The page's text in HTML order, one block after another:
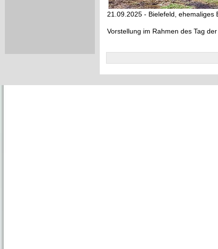
21.09.2025 - Bielefeld, ehemaliges
Vorstellung im Rahmen des Tag